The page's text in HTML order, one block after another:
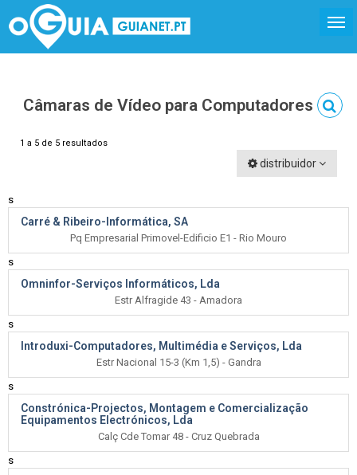
Câmaras de Vídeo para Computadores
1 a 5 de 5 resultados
distribuidor
s
Carré & Ribeiro-Informática, SA
Pq Empresarial Primovel-Edificio E1 - Rio Mouro
s
Omninfor-Serviços Informáticos, Lda
Estr Alfragide 43 - Amadora
s
Introduxi-Computadores, Multimédia e Serviços, Lda
Estr Nacional 15-3 (Km 1,5) - Gandra
s
Constrónica-Projectos, Montagem e Comercialização
Equipamentos Electrónicos, Lda
Calç Cde Tomar 48 - Cruz Quebrada
s